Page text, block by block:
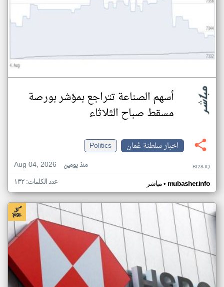
أسهم الصناعة تتراجع بمؤشر بورصة
مسقط صباح الثلاثاء
اخبار سلطنة عُمان
Politics
Aug 04, 2026
منذ يومين BI28JQ
مباشر• mubasher.info عدد الكلمات: ١٣٢